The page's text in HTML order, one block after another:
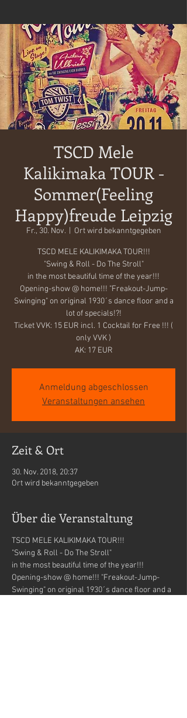
TSCD Mele
Kalikimaka TOUR -
Sommer(Feeling
Happy)freude Leipzig
Fr., 30. Nov.
  |
Ort wird bekanntgegeben
TSCD MELE KALIKIMAKA TOUR!!!
"Swing & Roll - Do The Stroll"
in the most beautiful time of the year!!!
Opening-show @ home!!! "Freakout-Jump-
Swinging" on original 1930´s dance floor and a
lot of specials!?!
Ticket VVK: 15 EUR incl. 1 Cocktail for Free !!! (
only VVK )
AK: 17 EUR
Anmeldung abgeschlossen
Veranstaltungen ansehen
Zeit & Ort
30. Nov. 2018, 20:37
Ort wird bekanntgegeben
Über die Veranstaltung
TSCD MELE KALIKIMAKA TOUR!!!
"Swing & Roll - Do The Stroll"
in the most beautiful time of the year!!!
Opening-show @ home!!! "Freakout-Jump-
Swinging" on original 1930´s dance floor and a